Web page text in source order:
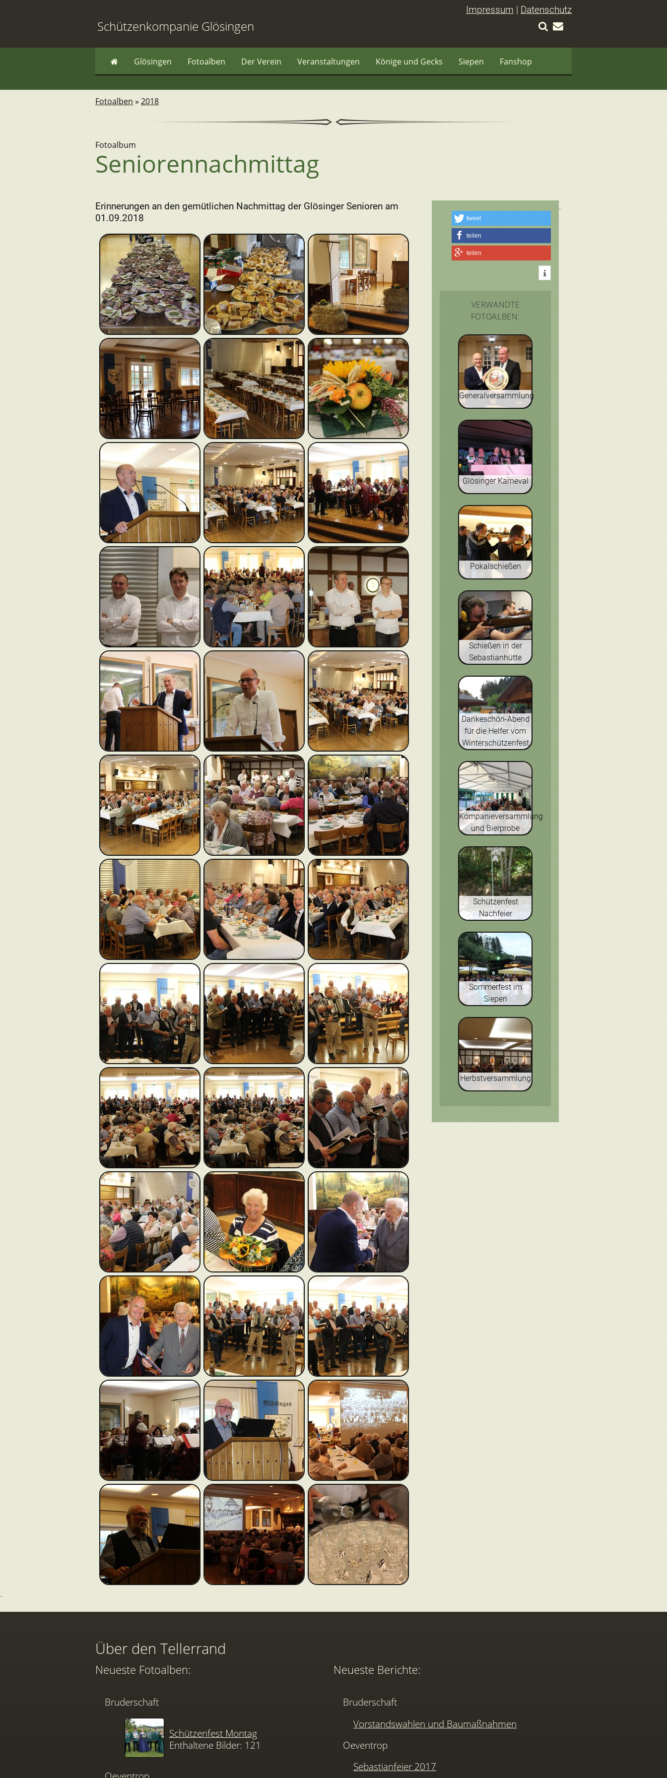
Impressum | Datenschutz
Schützenkompanie Glösingen
Glösingen Fotoalben Der Verein Veranstaltungen Könige und Gecks Siepen Fanshop
Fotoalben » 2018
Fotoalbum
Seniorennachmittag
Erinnerungen an den gemütlichen Nachmittag der Glösinger Senioren am
01.09.2018
tweet
teilen
teilen
VERWANDTE
FOTOALBEN:
Generalversammlung
Glösinger Karneval
Pokalschießen
Schießen in der
Sebastianhütte
Dankeschön-Abend
für die Helfer vom
Winterschützenfest
Kompanieversammlung
und Bierprobe
Schützenfest
Nachfeier
Sommerfest im
Siepen
Herbstversammlung
Über den Tellerrand
Neueste Fotoalben:
Bruderschaft
Schützenfest Montag
Enthaltene Bilder: 121
Neueste Berichte:
Bruderschaft
Vorstandswahlen und Baumaßnahmen
Oeventrop
Sebastianfeier 2017